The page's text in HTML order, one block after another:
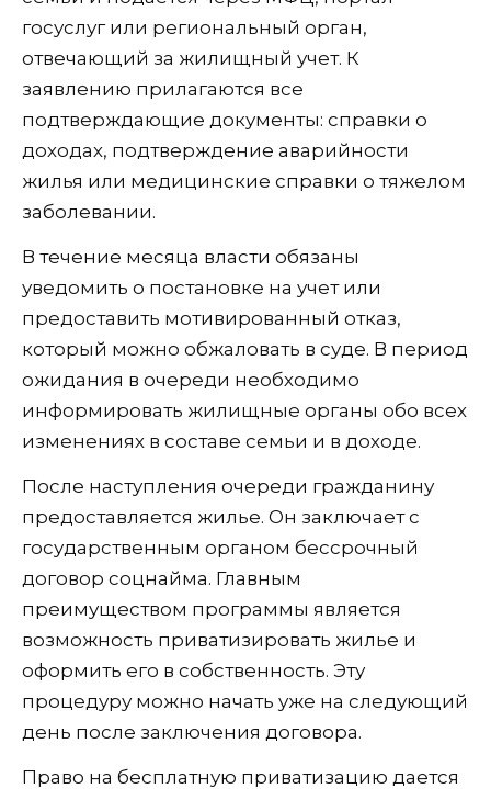
госуслуг или региональный орган,
отвечающий за жилищный учет. К
заявлению прилагаются все
подтверждающие документы: справки о
доходах, подтверждение аварийности
жилья или медицинские справки о тяжелом
заболевании.
В течение месяца власти обязаны
уведомить о постановке на учет или
предоставить мотивированный отказ,
который можно обжаловать в суде. В период
ожидания в очереди необходимо
информировать жилищные органы обо всех
изменениях в составе семьи и в доходе.
После наступления очереди гражданину
предоставляется жилье. Он заключает с
государственным органом бессрочный
договор соцнайма. Главным
преимуществом программы является
возможность приватизировать жилье и
оформить его в собственность. Эту
процедуру можно начать уже на следующий
день после заключения договора.
Право на бесплатную приватизацию дается